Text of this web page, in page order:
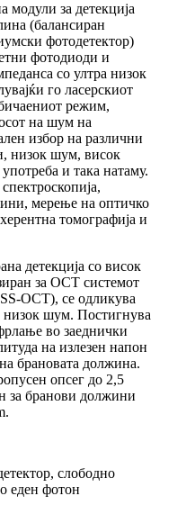
модули за детекција
(балансиран
фотодетектор)
фотодиоди и
со ултра низок
го ласерскиот
режим,
на шум на
избор на различни
низок шум, висок
и така натаму.
мерење на оптичко
томографија и
детекција со висок
за OCT системот
OCT), се одликува
низок шум. Постигнува
во заеднички
на излезен напон
брановата должина.
опсег до 2,5
за бранови должини